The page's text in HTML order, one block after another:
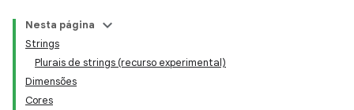
Nesta página
Strings
Plurais de strings (recurso experimental)
Dimensões
Cores